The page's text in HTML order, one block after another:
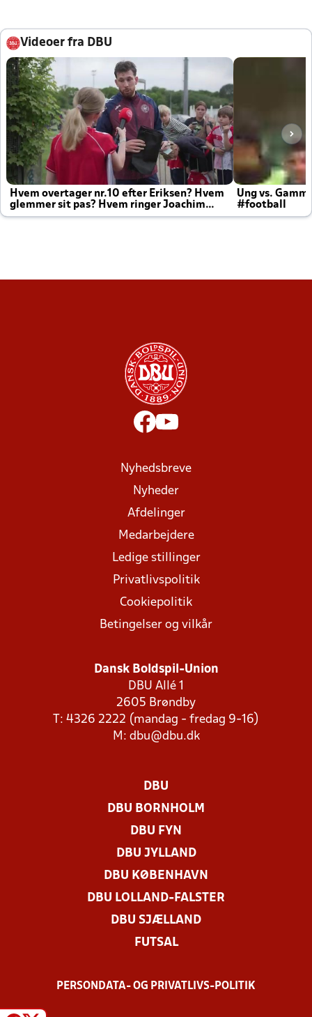
Videoer fra DBU
Hvem overtager nr.10 efter Eriksen? Hvem
glemmer sit pas? Hvem ringer Joachim
altid til efter kampe?
Ung vs.
#football
Nyhedsbreve
Nyheder
Afdelinger
Medarbejdere
Ledige stillinger
Privatlivspolitik
Cookiepolitik
Betingelser og vilkår
Dansk Boldspil-Union
DBU Allé 1
2605 Brøndby
T: 4326 2222 (mandag - fredag 9-16)
M: dbu@dbu.dk
DBU
DBU BORNHOLM
DBU FYN
DBU JYLLAND
DBU KØBENHAVN
DBU LOLLAND-FALSTER
DBU SJÆLLAND
FUTSAL
PERSONDATA- OG PRIVATLIVS-POLITIK